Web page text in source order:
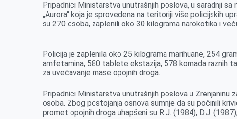
o
o
n
g
r
d
I
A
p
Pripadnici Ministarstva unutrašnjih poslova, u saradnji
„Aurora“ koja je sprovedena na teritoriji više policijskih
su 270 osoba, zaplenili oko 30 kilograma narokotika i
Policija je zaplenila oko 25 kilograma marihuane, 254
amfetamina, 580 tablete ekstazija, 578 komada raznih
za uvećavanje mase opojnih droga.
Pripadnici Ministarstva unutrašnjih poslova u Zrenjaninu
osoba. Zbog postojanja osnova sumnje da su počinili
promet opojnih droga uhapšeni su R.J. (1984), D.J.